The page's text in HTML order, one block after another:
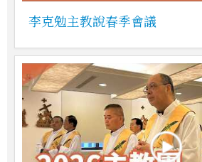
李克勉主教說春季會議